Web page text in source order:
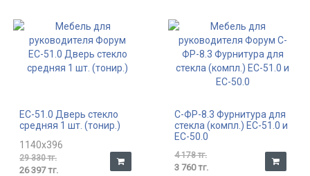
ЕС-51.0 Дверь стекло
средняя 1 шт. (тонир.)
1140x396
29 330 тг.
26 397 тг.
С-ФР-8.3 Фурнитура для
стекла (компл.) ЕС-51.0 и
ЕС-50.0
4 178 тг.
3 760 тг.